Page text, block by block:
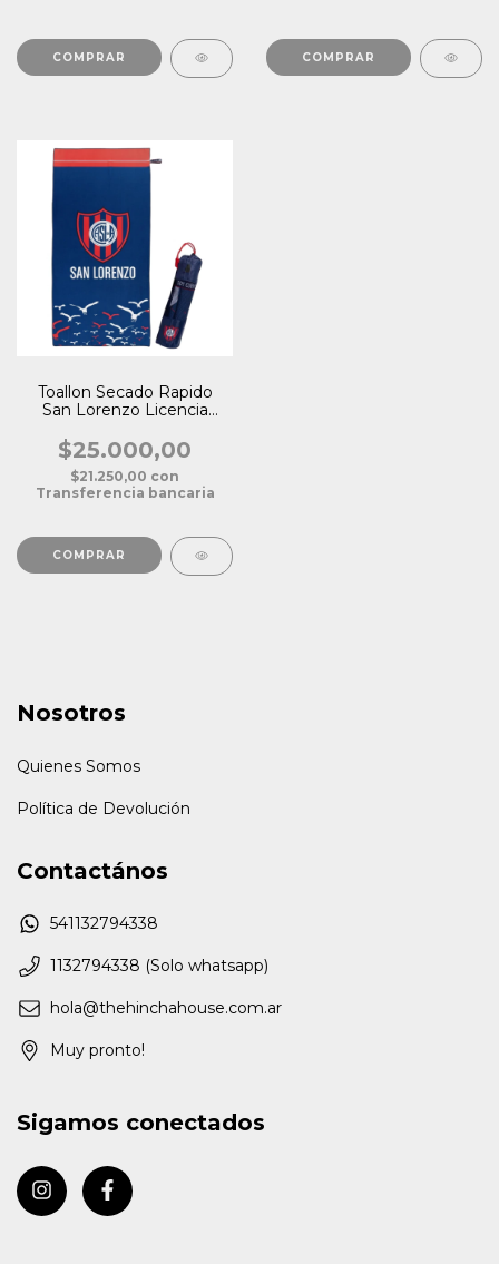
Toallon Secado Rapido
San Lorenzo Licencia
$25.000,00
$21.250,00 con
Transferencia bancaria
Nosotros
Quienes Somos
Política de Devolución
Contactános
541132794338
1132794338 (Solo whatsapp)
hola@thehinchahouse.com.ar
Muy pronto!
Sigamos conectados